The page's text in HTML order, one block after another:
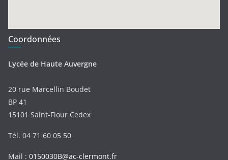
Coordonnées
Lycée de Haute Auvergne
20 rue Marcellin Boudet
BP 41
15101 Saint-Flour Cedex
Tél. 04 71 60 05 50
Mail : 0150030B@ac-clermont.fr